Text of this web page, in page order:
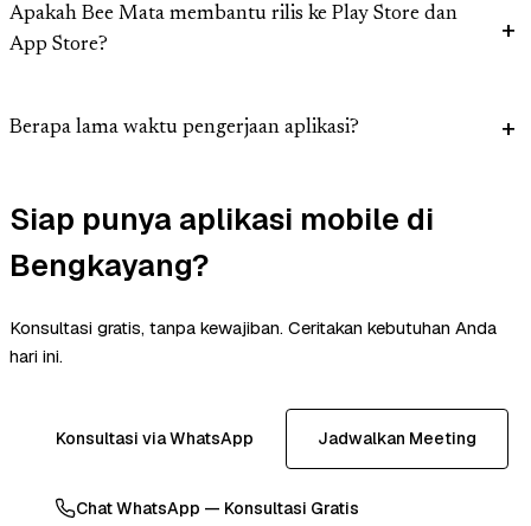
Apakah Bee Mata membantu rilis ke Play Store dan
App Store?
Berapa lama waktu pengerjaan aplikasi?
Siap punya aplikasi mobile di
Bengkayang?
Konsultasi gratis, tanpa kewajiban. Ceritakan kebutuhan Anda
hari ini.
Konsultasi via WhatsApp Jadwalkan Meeting
Chat WhatsApp — Konsultasi Gratis